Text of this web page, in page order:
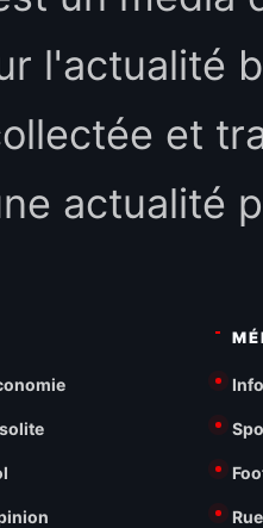
l'actualité
et
actualité